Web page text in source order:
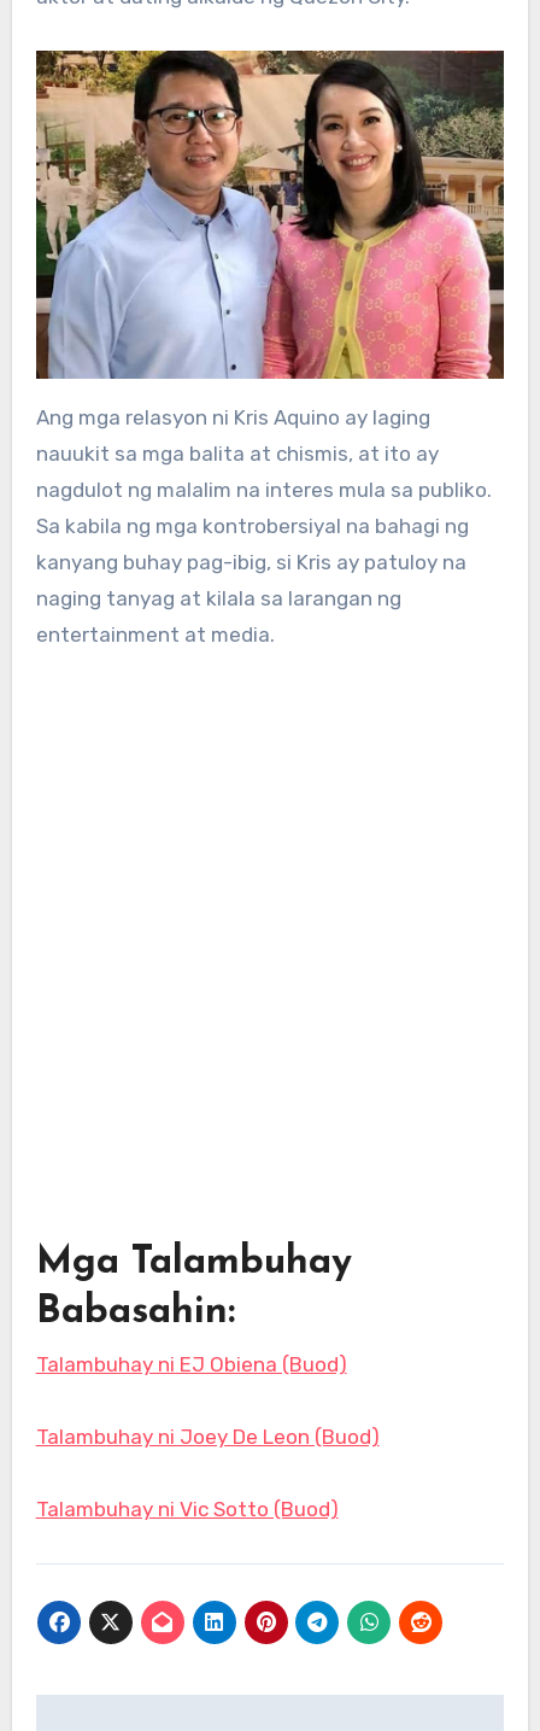
Ang mga relasyon ni Kris Aquino ay laging
nauukit sa mga balita at chismis, at ito ay
nagdulot ng malalim na interes mula sa publiko.
Sa kabila ng mga kontrobersiyal na bahagi ng
kanyang buhay pag-ibig, si Kris ay patuloy na
naging tanyag at kilala sa larangan ng
entertainment at media.
Mga Talambuhay
Babasahin:
Talambuhay ni EJ Obiena (Buod)
Talambuhay ni Joey De Leon (Buod)
Talambuhay ni Vic Sotto (Buod)